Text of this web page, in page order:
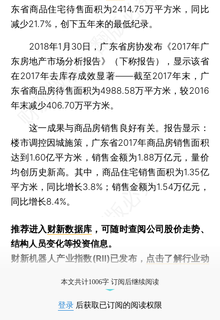
东省商品住宅待售面积为2414.75万平方米，同比
减少21.7%，创下五年来的最低纪录。
2018年1月30日，广东省房协发布《2017年广
东房地产市场分析报告》（下称报告），显示该省
在2017年去库存成效显著——截至2017年末，广
东省商品房待售面积为4988.58万平方米，较2016
年末减少406.70万平方米。
这一成果与商品房销售良好有关。报告显示：
楼市调控因城施策，广东省2017年商品房销售面积
达到1.60亿平方米，销售金额为1.88万亿元，量价
均创历史新高。其中，商品住宅销售面积为1.35亿
平方米，同比增长3.8%；销售金额为1.54万亿元，
同比增长8.4%。
推荐进入财新数据库 ，可随时查阅公司股价走势、
结构人员变化等投资信息。
财新机器人产业指数(RII)已发布， 点击了解行业动
本文共计1006字 订阅后继续阅读
登录 后获取已订阅的阅读权限